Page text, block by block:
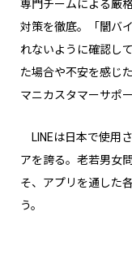
専門チームによる厳
対策を徹底。「闇バ
れないように確認し
た場合や不安を感じ
マニカスタマーサポ
LINEは日本で使用
アを誇る。老若男女
そ、アプリを通した
う。